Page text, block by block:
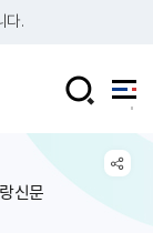
다.
신문